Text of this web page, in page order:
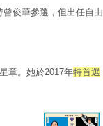
曾俊華參選，但出任自由
章。她於2017年特首選